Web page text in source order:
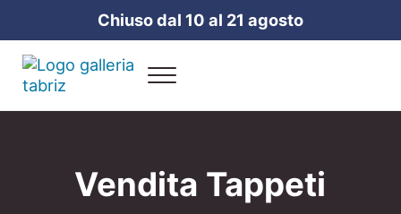
Passa al contenuto principale
Skip to header right navigation
Skip to site footerChiuso dal 10 al 21 agosto
Galleria Tabriz
Menu
Vendita Tappeti